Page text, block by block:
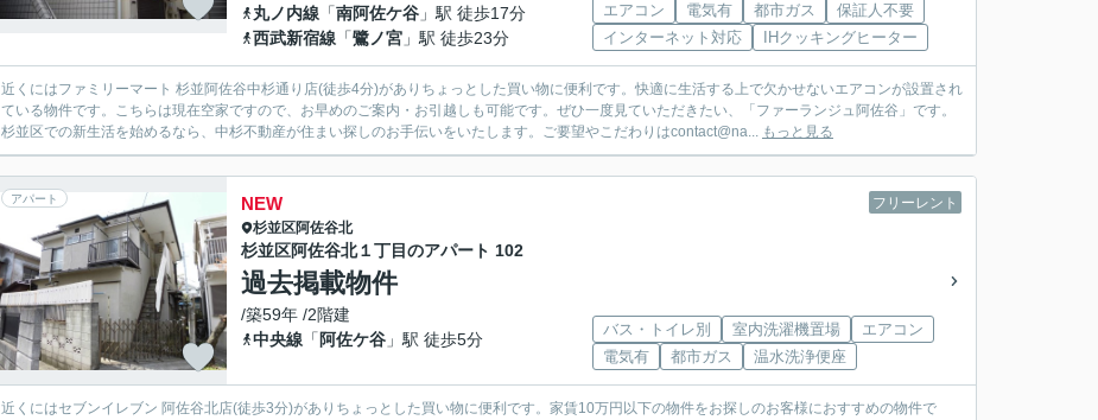
丸ノ内線 「南阿佐ケ谷 」駅 徒歩17分
西武新宿線 「鷺ノ宮 」駅 徒歩23分
エアコン 電気有 都市ガス
保証人不要
インターネット対応
IHクッキングヒーター
近くにはファミリーマート 杉並阿佐谷中杉通り店(徒歩4分)がありちょっとした買い物に便利です。快適に生活する上で欠かせないエアコンが設置され
ている物件です。こちらは現在空家ですので、お早めのご案内・お引越しも可能です。ぜひ一度見ていただきたい、「ファーランジュ阿佐谷」です。
杉並区での新生活を始めるなら、中杉不動産が住まい探しのお手伝いをいたします。ご要望やこだわりはcontact@na... もっと見る
アパート フリーレント
NEW
杉並区阿佐谷北
杉並区阿佐谷北１丁目のアパート 102
過去掲載物件
/築59年 /2階建
中央線 「 阿佐ケ谷 」駅 徒歩5分
バス・トイレ別 室内洗濯機置場
エアコン
電気有
都市ガス 温水洗浄便座
近くにはセブンイレブン 阿佐谷北店(徒歩3分)がありちょっとした買い物に便利です。家賃10万円以下の物件をお探しのお客様におすすめの物件で